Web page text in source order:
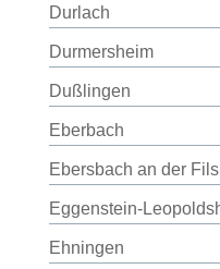
Durlach
Durmersheim
Dußlingen
Eberbach
Ebersbach an der Fils
Eggenstein-
Ehningen